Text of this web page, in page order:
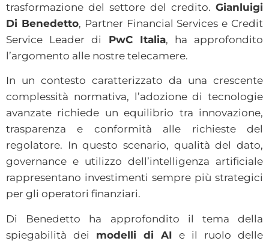
trasformazione del settore del credito. Gianluigi
Di Benedetto, Partner Financial Services e Credit
Service Leader di PwC Italia, ha approfondito
l’argomento alle nostre telecamere.
In un contesto caratterizzato da una crescente
complessità normativa, l’adozione di tecnologie
avanzate richiede un equilibrio tra innovazione,
trasparenza e conformità alle richieste del
regolatore. In questo scenario, qualità del dato,
governance e utilizzo dell’intelligenza artificiale
rappresentano investimenti sempre più strategici
per gli operatori finanziari.
Di Benedetto ha approfondito il tema della
spiegabilità dei modelli di AI e il ruolo delle